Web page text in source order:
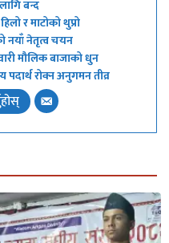
बन्द
र माटोको थुप्रो
नयाँ नेतृत्व चयन
मौलिक बाजाको धुन
रोक्न अनुगमन तीव्र